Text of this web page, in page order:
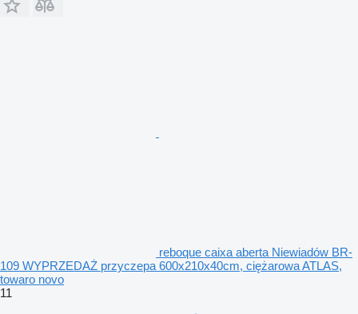
reboque caixa aberta Niewiadów BR-
109 WYPRZEDAŻ przyczepa 600x210x40cm, ciężarowa ATLAS,
towaro novo
11